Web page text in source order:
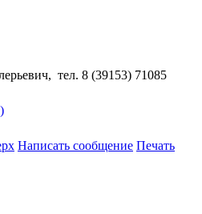
тел. 8 (39153) 71085
Написать сообщение Печать